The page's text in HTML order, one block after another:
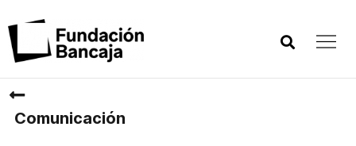
Comunicación